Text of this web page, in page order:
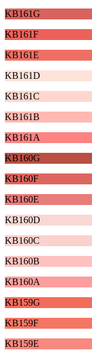
KB161G
KB161F
KB161E
KB161D
KB161C
KB161B
KB161A
KB160G
KB160F
KB160E
KB160D
KB160C
KB160B
KB160A
KB159G
KB159F
KB159E